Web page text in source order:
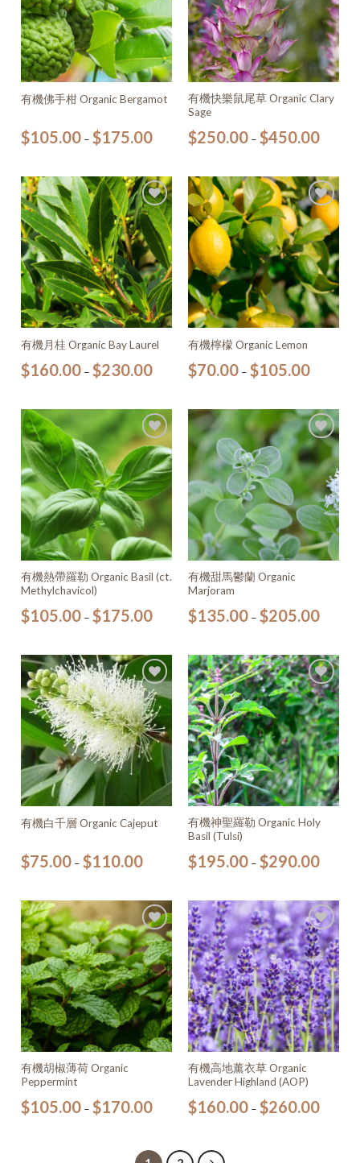
有機佛手柑 Organic Bergamot
$105.00 – $175.00
有機快樂鼠尾草 Organic Clary
Sage
$250.00– $450.00
加入
願望
清單
有機月桂 Organic Bay Laurel
$160.00 – $230.00
加入
願望
清單
有機檸檬 Organic Lemon
$70.00– $105.00
加入
願望
清單
有機熱帶羅勒 Organic Basil (ct.
Methylchavicol)
$105.00 – $175.00
加入
願望
清單
有機甜馬鬱蘭 Organic
Marjoram
$135.00– $205.00
加入
願望
清單
有機白千層 Organic Cajeput
$75.00 – $110.00
加入
願望
清單
有機神聖羅勒 Organic Holy
Basil (Tulsi)
$195.00– $290.00
加入
願望
清單
有機胡椒薄荷 Organic
Peppermint
$105.00 – $170.00
加入
願望
清單
有機高地薰衣草 Organic
Lavender Highland (AOP)
$160.00– $260.00